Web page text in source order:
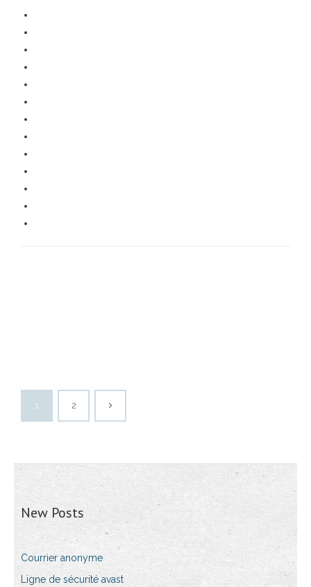
1 2
New Posts
Courrier anonyme
Ligne de sécurité avast